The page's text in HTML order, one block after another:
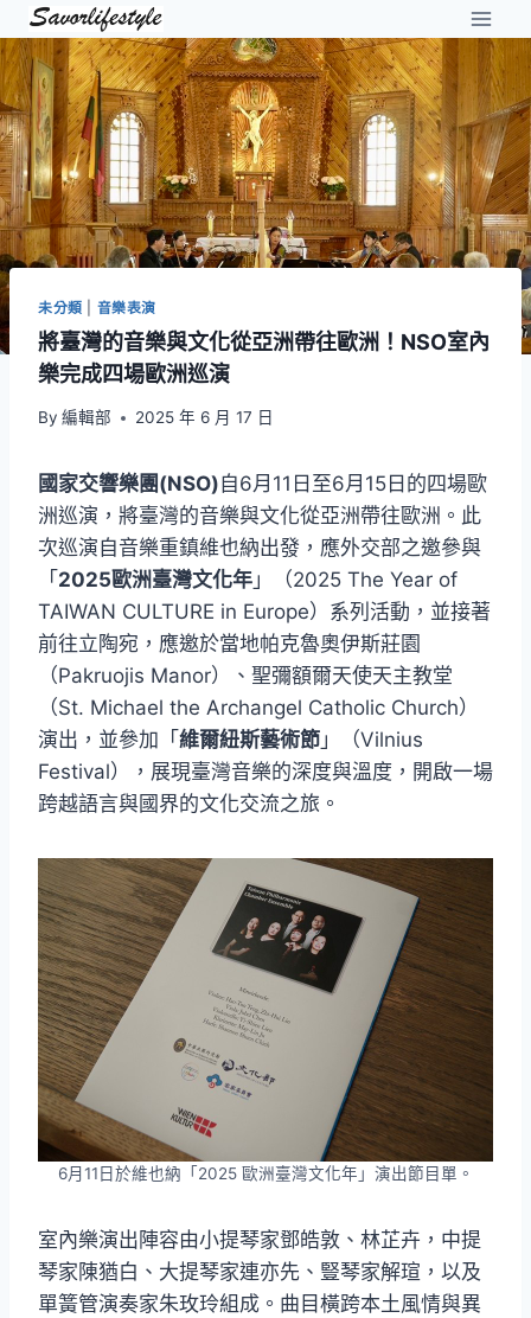
Skip
to
content
未分類 音樂表演
將臺灣的音樂與文化從亞洲帶往歐洲！NSO室內
樂完成四場歐洲巡演
By 編輯部 2025 年 6 月 17 日
國家交響樂團(NSO)自6月11日至6月15日的四場歐
洲巡演，將臺灣的音樂與文化從亞洲帶往歐洲。此
次巡演自音樂重鎮維也納出發，應外交部之邀參與
「 2025歐洲臺灣文化年 」（2025 The Year of
TAIWAN CULTURE in Europe）系列活動，並接著
前往立陶宛，應邀於當地帕克魯奧伊斯莊園
（Pakruojis Manor）、聖彌額爾天使天主教堂
（St. Michael the Archangel Catholic Church）
演出，並參加「 維爾紐斯藝術節 」（Vilnius
Festival），展現臺灣音樂的深度與溫度，開啟一場
跨越語言與國界的文化交流之旅。
6月11日於維也納「2025 歐洲臺灣文化年」演出節目單。
室內樂演出陣容由小提琴家鄧皓敦、林芷卉，中提
琴家陳猶白、大提琴家連亦先、豎琴家解瑄，以及
單簧管演奏家朱玫玲組成。曲目橫跨本土風情與異